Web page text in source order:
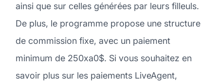
ainsi que sur celles générées par leurs filleuls.
De plus, le programme propose une structure
de commission fixe, avec un paiement
minimum de 250xa0$. Si vous souhaitez en
savoir plus sur les paiements LiveAgent,